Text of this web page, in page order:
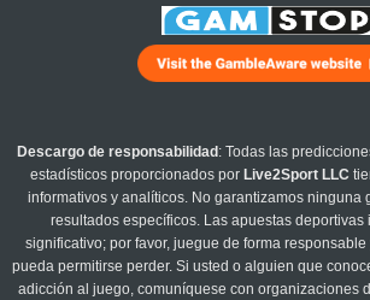
Descargo de responsabilidad : Todas las
estadísticos proporcionados por Live2Sport LLC
informativos y analíticos. No garantizamos ninguna
resultados específicos. Las apuestas
significativo; por favor, juegue de forma
pueda permitirse perder. Si usted o alguien que
adicción al juego, comuníquese con organizaciones